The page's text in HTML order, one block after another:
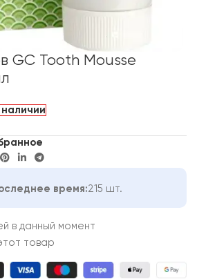
GC Tooth Mousse
наличии
время:215 шт.
в данный момент
товар